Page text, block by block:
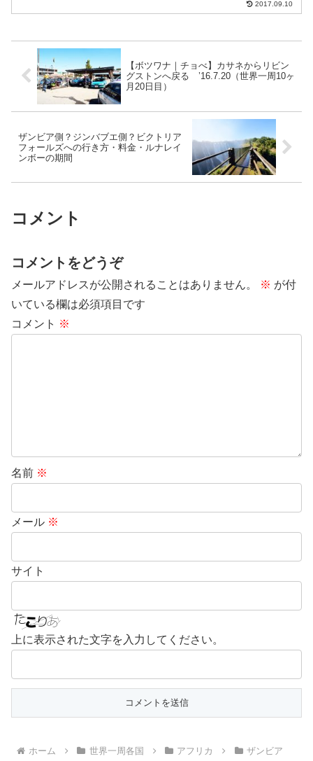
フ4,500シリング（約225円）こんな景色
2017.09.10
【ボツワナ｜チョべ】カサネからリビン
グストンへ戻る ’16.7.20（世界一周10ヶ
月20日目）
ザンビア側？ジンバブエ側？ビクトリア
フォールズへの行き方・料金・ルナレイ
ンボーの期間
コメント
コメントをどうぞ
メールアドレスが公開されることはありません。 ※ が付
いている欄は必須項目です
コメント ※
名前 ※
メール ※
サイト
上に表示された文字を入力してください。
ホーム 世界一周各国 アフリカ ザンビア